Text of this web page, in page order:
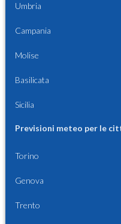
Umbria
Campania
Molise
Basilicata
Sicilia
Previsioni meteo per le
Torino
Genova
Trento